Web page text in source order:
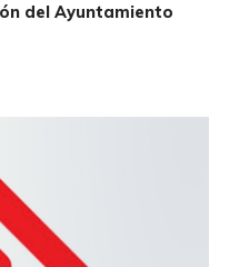
del Ayuntamiento